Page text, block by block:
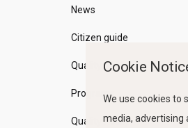
News
Citizen guide
Quality of life
Programs
Quality Policy
Cookie
We use cookies to
media, advertising